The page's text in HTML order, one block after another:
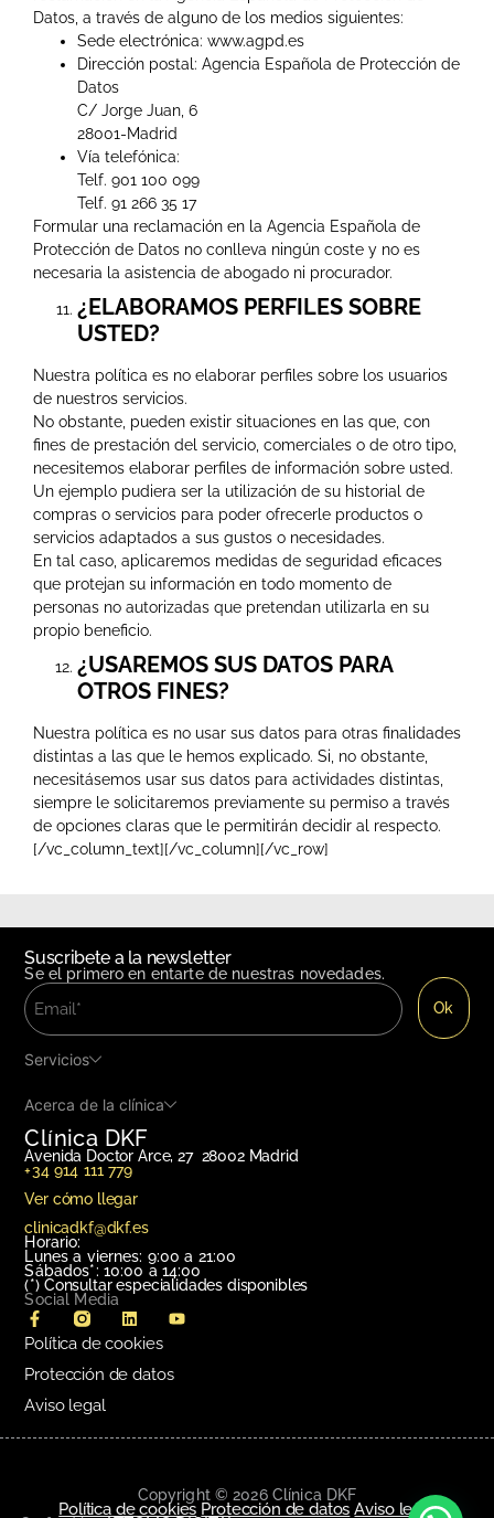
Datos, a través de alguno de los medios siguientes:
Sede electrónica: www.agpd.es
Dirección postal: Agencia Española de Protección de
Datos
C/ Jorge Juan, 6
28001-Madrid
Vía telefónica:
Telf. 901 100 099
Telf. 91 266 35 17
Formular una reclamación en la Agencia Española de
Protección de Datos no conlleva ningún coste y no es
necesaria la asistencia de abogado ni procurador.
¿ELABORAMOS PERFILES SOBRE
USTED?
Nuestra política es no elaborar perfiles sobre los usuarios
de nuestros servicios.
No obstante, pueden existir situaciones en las que, con
fines de prestación del servicio, comerciales o de otro tipo,
necesitemos elaborar perfiles de información sobre usted.
Un ejemplo pudiera ser la utilización de su historial de
compras o servicios para poder ofrecerle productos o
servicios adaptados a sus gustos o necesidades.
En tal caso, aplicaremos medidas de seguridad eficaces
que protejan su información en todo momento de
personas no autorizadas que pretendan utilizarla en su
propio beneficio.
¿USAREMOS SUS DATOS PARA
OTROS FINES?
Nuestra política es no usar sus datos para otras finalidades
distintas a las que le hemos explicado. Si, no obstante,
necesitásemos usar sus datos para actividades distintas,
siempre le solicitaremos previamente su permiso a través
de opciones claras que le permitirán decidir al respecto.
[/vc_column_text][/vc_column][/vc_row]
Clínica DKF
Avenida Doctor Arce, 27 28002 Madrid
+34 914 111 779
Ver cómo llegar
clinicadkf@dkf.es
Horario:
Lunes a viernes: 9:00 a 21:00
Sábados*: 10:00 a 14:00
(*) Consultar especialidades disponibles
Social Media
Suscribete a la newsletter
Se el primero en entarte de nuestras novedades.
Servicios
Acerca de la clínica
Política de cookies
Protección de datos
Aviso legal
Copyright © 2026 Clínica DKF
Política de cookies Protección de datos Aviso legal